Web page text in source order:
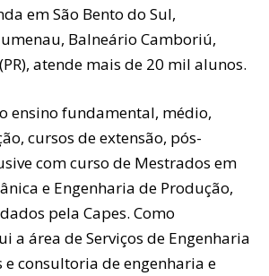
em São Bento do Sul,
Balneário Camboriú,
atende mais de 20 mil alunos.
ensino fundamental, médio,
cursos de extensão, pós-
com curso de Mestrados em
e Engenharia de Produção,
pela Capes. Como
a área de Serviços de Engenharia
e consultoria de engenharia e